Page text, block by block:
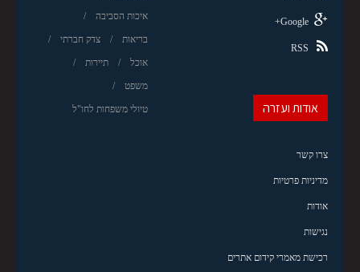
איכות הסביבה
בריאות צדק חברתי
אוכל תיירות
משפט
טיולי משפחות לחו"ל
Google+
RSS
אודות ועזרה
צרו קשר
מדיניות פרטיות
אודות
נגישות
רכישת מאמרי קידום אתרים